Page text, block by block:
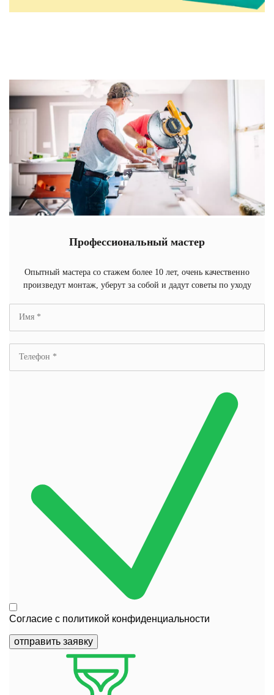
Профессиональный мастер
Опытный мастера со стажем более 10 лет, очень качественно
произведут монтаж, уберут за собой и дадут советы по уходу
Согласие с политикой конфиденциальности
отправить заявку